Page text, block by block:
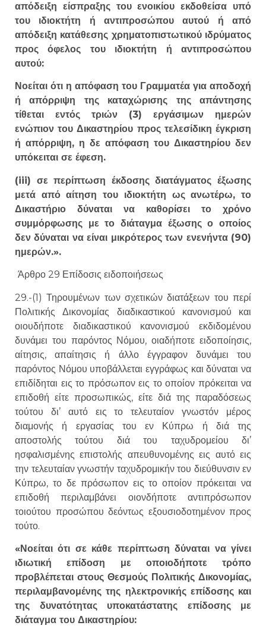
απόδειξη είσπραξης του ενοικίου εκδοθείσα υπό
του ιδιοκτήτη ή αντιπροσώπου αυτού ή από
απόδειξη κατάθεσης χρηματοπιστωτικού ιδρύματος
προς όφελος του ιδιοκτήτη ή αντιπροσώπου
αυτού:
Νοείται ότι η απόφαση του Γραμματέα για αποδοχή
ή απόρριψη της καταχώρισης της απάντησης
τίθεται εντός τριών (3) εργάσιμων ημερών
ενώπιον του Δικαστηρίου προς τελεσίδικη έγκριση
ή απόρριψη, η δε απόφαση του Δικαστηρίου δεν
υπόκειται σε έφεση.
(iii) σε περίπτωση έκδοσης διατάγματος έξωσης
μετά από αίτηση του ιδιοκτήτη ως ανωτέρω, το
Δικαστήριο δύναται να καθορίσει το χρόνο
συμμόρφωσης με το διάταγμα έξωσης ο οποίος
δεν δύναται να είναι μικρότερος των ενενήντα (90)
ημερών.».
Άρθρο 29 Επίδοσις ειδοποιήσεως
29.-(1) Τηρουμένων των σχετικών διατάξεων του περί
Πολιτικής Δικονομίας διαδικαστικού κανονισμού και
οιουδήποτε διαδικαστικού κανονισμού εκδιδομένου
δυνάμει του παρόντος Νόμου, οιαδήποτε ειδοποίησις,
αίτησις, απαίτησις ή άλλο έγγραφον δυνάμει του
παρόντος Νόμου υποβάλλεται εγγράφως και δύναται να
επιδίδηται εις το πρόσωπον εις το οποίον πρόκειται να
επιδοθή είτε προσωπικώς, είτε διά της παραδόσεως
τούτου δι’ αυτό εις το τελευταίον γνωστόν μέρος
διαμονής ή εργασίας του εν Κύπρω ή διά της
αποστολής τούτου διά του ταχυδρομείου δι’
ησφαλισμένης επιστολής απευθυνομένης εις αυτό εις
την τελευταίαν γνωστήν ταχυδρομικήν του διεύθυνσιν εν
Κύπρω, το δε πρόσωπον εις το οποίον πρόκειται να
επιδοθή περιλαμβάνει οιονδήποτε αντιπρόσωπον
τοιούτου προσώπου δεόντως εξουσιοδοτημένον προς
τούτο.
«Νοείται ότι σε κάθε περίπτωση δύναται να γίνει
ιδιωτική επίδοση με οποιοδήποτε τρόπο
προβλέπεται στους Θεσμούς Πολιτικής Δικονομίας,
περιλαμβανομένης της ηλεκτρονικής επίδοσης και
της δυνατότητας υποκατάστατης επίδοσης με
διάταγμα του Δικαστηρίου: